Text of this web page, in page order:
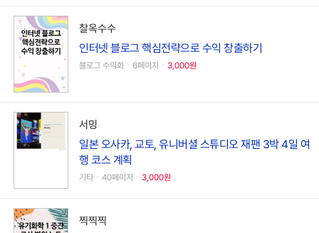
찰옥수수
인터넷 블로그 핵심전략으로 수익 창출하기
블로그 수익화ㆍ6페이지ㆍ 3,000원
서밍
일본 오사카, 교토, 유니버셜 스튜디오 재팬 3박 4일 여
행 코스 계획
기타ㆍ40페이지ㆍ 3,000원
찍찍찍